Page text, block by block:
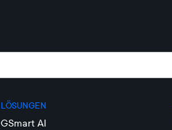
LÖSUNGEN
GSmart AI